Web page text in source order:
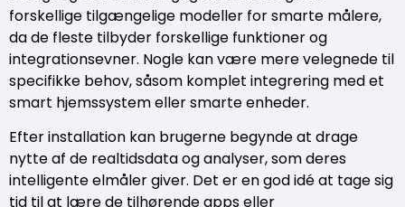
forskellige tilgængelige modeller for smarte målere,
da de fleste tilbyder forskellige funktioner og
integrationsevner. Nogle kan være mere velegnede til
specifikke behov, såsom komplet integrering med et
smart hjemssystem eller smarte enheder.
Efter installation kan brugerne begynde at drage
nytte af de realtidsdata og analyser, som deres
intelligente elmåler giver. Det er en god idé at tage sig
tid til at lære de tilhørende apps eller